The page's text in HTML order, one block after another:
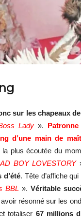
sur les chapeaux
Lady». P
d’une main de
la plus écoutée du
BOY LOVESTORY
. Tête d’affiche
BBL ». Véritable
résonné sur les
totaliser 67 millions